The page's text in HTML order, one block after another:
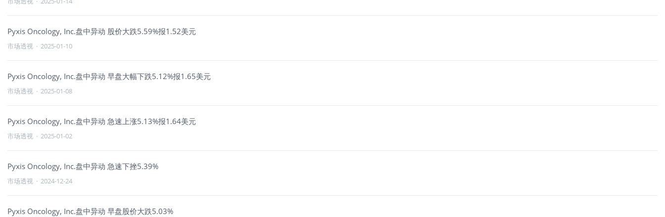
Pyxis Oncology, Inc.盘中异动 股价大跌5.59%报1.52美元
市场透视 · 2025-01-10
Pyxis Oncology, Inc.盘中异动 早盘大幅下跌5.12%报1.65美元
市场透视 · 2025-01-08
Pyxis Oncology, Inc.盘中异动 急速上涨5.13%报1.64美元
市场透视 · 2025-01-02
Pyxis Oncology, Inc.盘中异动 急速下挫5.39%
市场透视 · 2024-12-24
Pyxis Oncology, Inc.盘中异动 早盘股价大跌5.03%